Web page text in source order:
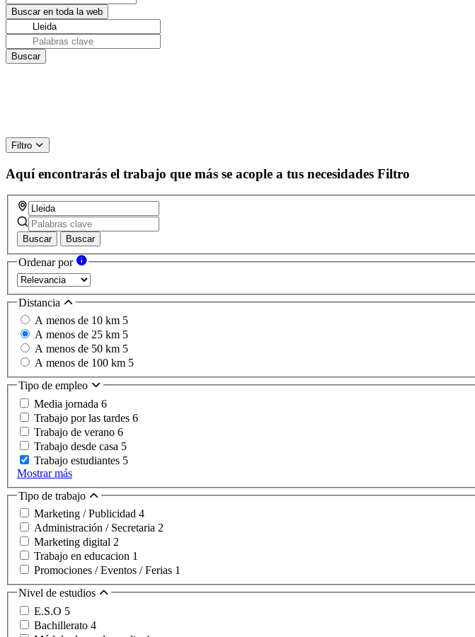
Filtro
Aquí encontrarás el trabajo que más se acople a tus necesidades Filtro
Buscar Buscar
Ordenar por
Distancia
A menos de 10 km 5
A menos de 25 km 5
A menos de 50 km 5
A menos de 100 km 5
Tipo de empleo
Media jornada 6
Trabajo por las tardes 6
Trabajo de verano 6
Trabajo desde casa 5
Trabajo estudiantes 5
Mostrar más
Tipo de trabajo
Marketing / Publicidad 4
Administración / Secretaria 2
Marketing digital 2
Trabajo en educacion 1
Promociones / Eventos / Ferias 1
Nivel de estudios
E.S.O 5
Bachillerato 4